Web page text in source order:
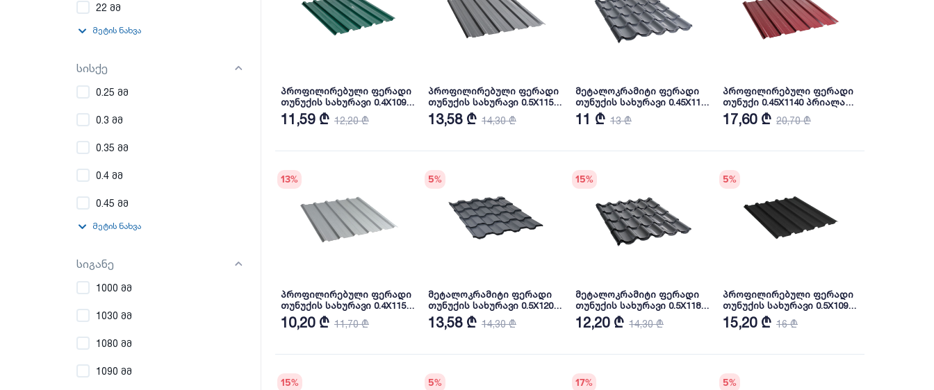
22 მმ
მეტის ნახვა
სისქე
0.25 მმ
0.3 მმ
0.35 მმ
0.4 მმ
0.45 მმ
მეტის ნახვა
სიგანე
1000 მმ
1030 მმ
1080 მმ
1090 მმ
პროფილირებული ფერადი
თუნუქის სახურავი 0.4X1090
პრიალა RAL6005 NOVA
11,59 ₾ 12,20 ₾
პროფილირებული ფერადი
თუნუქის სახურავი 0.5X1150
პრიალა RAL7024 NOVA
13,58 ₾ 14,30 ₾
მეტალოკრამიტი ფერადი
თუნუქის სახურავი 0.45X1180
პრიალა RAL 7024 NOVA
11 ₾ 13 ₾
პროფილირებული ფერადი
თუნუქი 0.45X1140 პრიალა
RAL 3005 (სამხრეთ კორეა)
NOVA
17,60 ₾ 20,70 ₾
13%
პროფილირებული ფერადი
თუნუქის სახურავი 0.4X1150
პრიალა RAL9006 NOVA
10,20 ₾ 11,70 ₾
5%
მეტალოკრამიტი ფერადი
თუნუქის სახურავი 0.5X1200
პრიალა RAL 7024 NOVA
13,58 ₾ 14,30 ₾
15%
მეტალოკრამიტი ფერადი
თუნუქის სახურავი 0.5X1180
პრიალა RAL7016 NOVA
12,20 ₾ 14,30 ₾
5%
პროფილირებული ფერადი
თუნუქის სახურავი 0.5X1090
ხაოიანი RAL9005 NOVA
15,20 ₾ 16 ₾
15% 5% 17% 5%